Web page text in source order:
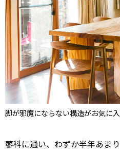
脚が邪魔にならない構造がお気に
蓼科に通い、わずか半年あま